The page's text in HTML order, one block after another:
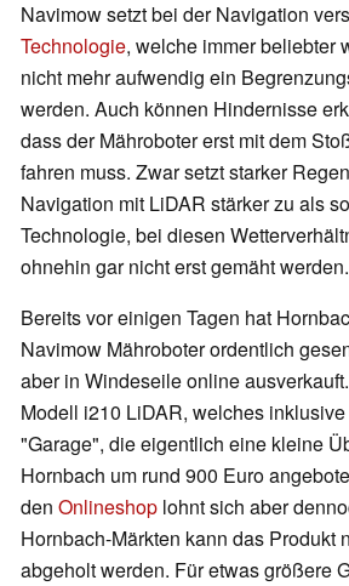
Navimow setzt bei der Navigation
Technologie, welche immer beliebter
nicht mehr aufwendig ein
werden. Auch können Hindernisse
dass der Mähroboter erst mit dem
fahren muss. Zwar setzt starker
Navigation mit LiDAR stärker zu als
Technologie, bei diesen
ohnehin gar nicht erst gemäht werden.
Bereits vor einigen Tagen hat
Navimow Mähroboter ordentlich
aber in Windeseile online
Modell i210 LiDAR, welches
"Garage", die eigentlich eine kleine
Hornbach um rund 900 Euro
den Onlineshop lohnt sich aber
Hornbach-Märkten kann das Produkt
abgeholt werden. Für etwas größere